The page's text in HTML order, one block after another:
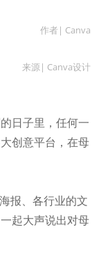
作者| Canva
来源| Canva设计
日子里，任何一
创意平台，在母
报、各行业的文
起大声说出对母